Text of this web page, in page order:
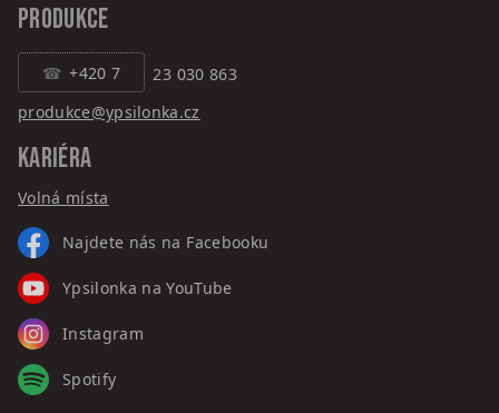
PRODUKCE
+420 7
23 030 863
produkce@ypsilonka.cz
KARIÉRA
Volná místa
Najdete nás na Facebooku
Ypsilonka na YouTube
Instagram
Spotify